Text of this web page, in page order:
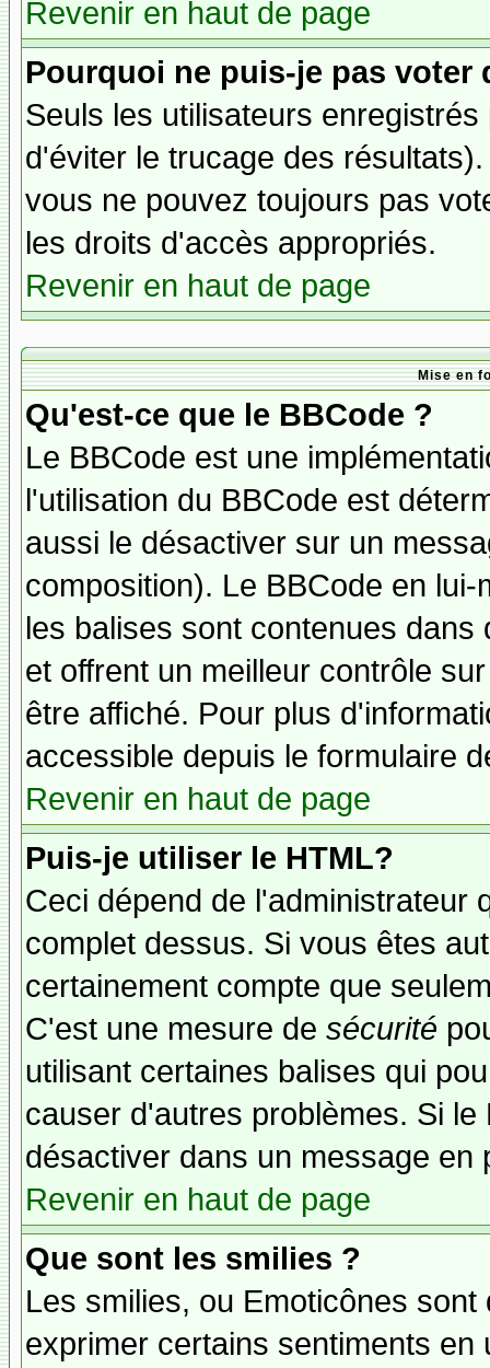
Revenir en haut de page
Pourquoi ne puis-je pas voter
Seuls les utilisateurs
d'éviter le trucage des
vous ne pouvez toujours pas
les droits d'accès appropriés.
Revenir en haut de page
Mise en
Qu'est-ce que le BBCode ?
Le BBCode est une
l'utilisation du BBCode est
aussi le désactiver sur un
composition). Le BBCode en
les balises sont contenues
et offrent un meilleur contrôle
être affiché. Pour plus
accessible depuis le formulaire
Revenir en haut de page
Puis-je utiliser le HTML?
Ceci dépend de l'administrateur
complet dessus. Si vous êtes
certainement compte que
C'est une mesure de sécurité
utilisant certaines balises qui
causer d'autres problèmes. Si
désactiver dans un message
Revenir en haut de page
Que sont les smilies ?
Les smilies, ou Emoticônes
exprimer certains sentiments